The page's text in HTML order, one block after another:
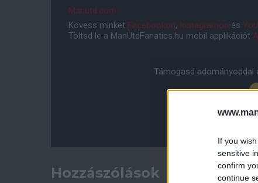
If you
sensitive
confirm
continue
Manutd.com
Kövess minket Facebookon, Instagramon és
Töltsd le a ManUtdFanatics.hu mobil applikációt
Támogasd adományoddal
Hozzászólások